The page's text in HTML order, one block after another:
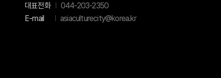
대표전화
044-203-2350
E-mail
asiaculturecity@korea.kr